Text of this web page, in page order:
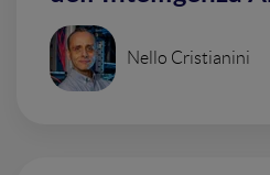
Nello Cristianini